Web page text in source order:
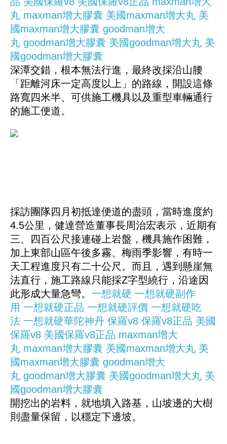
丸 maxman增大膠囊 美國maxman增大丸 美
國maxman增大膠囊 goodman增大
丸 goodman增大膠囊 美國goodman增大丸 美
國goodman增大膠囊
深潭交錯，根本無法行進，最終改採沿山腰
「距離河床一定高度以上」的路線，開設這條
路寬四米半、可供施工機具以及重型車輛通行
的施工便道。
採訪團隊四月初抵達便道的盡頭，當時進度約
4.5公里，健達營造董事長周治宏表示，近期有
三、四百公尺接連碰上岩盤，機具施作困難，
加上東部山區午後多霧、梅雨季影響，有時一
天工程進度只有二十公尺。而且，遇到懸崖無
法直行，施工路線只能採Z字型繞行，沿途因
此形成大量急彎。 一想就硬 一想就硬副作
用 一想就硬正品 一想就硬評價 一想就硬吃
法 一想就硬華陀神丹 保羅v8 保羅v8正品 美國
保羅v8 美國保羅v8正品 maxman增大
丸 maxman增大膠囊 美國maxman增大丸 美
國maxman增大膠囊 goodman增大
丸 goodman增大膠囊 美國goodman增大丸 美
國goodman增大膠囊
開挖出的岩料，就地填入路基，山坡邊的大樹
則盡量保留，以穩定下邊坡。